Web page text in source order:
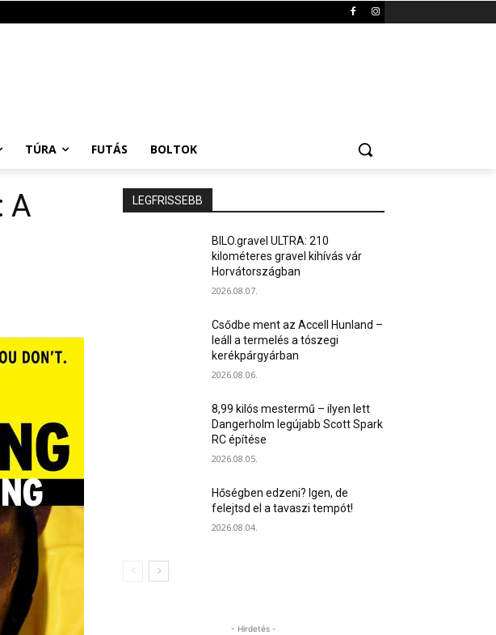
TÚRA FUTÁS BOLTOK
A
LEGFRISSEBB
BILO.gravel ULTRA: 210
kilométeres gravel kihívás vár
Horvátországban
2026.08.07.
Csődbe ment az Accell Hunland –
leáll a termelés a tószegi
kerékpárgyárban
2026.08.06.
8,99 kilós mestermű – ilyen lett
Dangerholm legújabb Scott Spark
RC építése
2026.08.05.
Hőségben edzeni? Igen, de
felejtsd el a tavaszi tempót!
2026.08.04.
- Hirdetés -